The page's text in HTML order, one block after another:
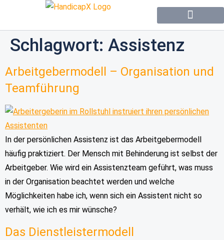
Schlagwort: Assistenz
Arbeitgebermodell – Organisation und
Teamführung
In der persönlichen Assistenz ist das Arbeitgebermodell
häufig praktiziert. Der Mensch mit Behinderung ist selbst der
Arbeitgeber. Wie wird ein Assistenzteam geführt, was muss
in der Organisation beachtet werden und welche
Möglichkeiten habe ich, wenn sich ein Assistent nicht so
verhält, wie ich es mir wünsche?
Das Dienstleistermodell